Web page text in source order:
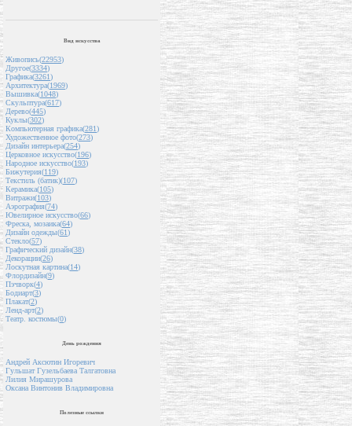
Вид искусства
Живопись(22953)
Другое(3334)
Графика(3261)
Архитектура(1969)
Вышивка(1048)
Скульптура(617)
Дерево(445)
Куклы(302)
Компьютерная графика(281)
Художественное фото(273)
Дизайн интерьера(254)
Церковное искусство(196)
Народное искусство(193)
Бижутерия(119)
Текстиль (батик)(107)
Керамика(105)
Витражи(103)
Аэрография(74)
Ювелирное искусство(66)
Фреска, мозаика(64)
Дизайн одежды(61)
Стекло(57)
Графический дизайн(38)
Декорации(26)
Лоскутная картина(14)
Флордизайн(9)
Пэчворк(4)
Бодиарт(3)
Плакат(2)
Ленд-арт(2)
Театр. костюмы(0)
День рождения
Андрей Аксютин Игоревич
Гульшат Гузельбаева Талгатовна
Лилия Мирашурова
Оксана Винтонив Владимировна
Полезные ссылки